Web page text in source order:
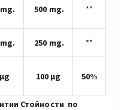
500 mg. **
250 mg. **
100 μg 50%
Стойности по